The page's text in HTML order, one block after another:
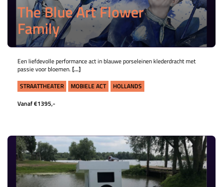
The Blue Art Flower
Family
Een liefdevolle performance act in blauwe porseleinen klederdracht met
passie voor bloemen. [...]
STRAATTHEATER
MOBIELE ACT
HOLLANDS
Vanaf €1395,-